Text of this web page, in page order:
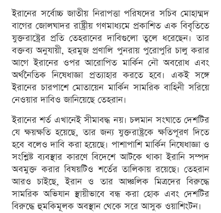
ইরানের সর্বোচ্চ জাতীয় নিরাপত্তা পরিষদের সচিব মোহাম্মদ
বাগের জোলঘাদর রাষ্ট্রীয় গণমাধ্যমে প্রকাশিত এক বিবৃতিতে
যুক্তরাষ্ট্রের প্রতি তেহরানের দাবিগুলো তুলে ধরেছেন। তার
বক্তব্য অনুযায়ী, হরমুজ প্রণালি পুনরায় পুরোপুরি চালু করার
আগে ইরানের ওপর আরোপিত মার্কিন নৌ অবরোধ এবং
অর্থনৈতিক নিষেধাজ্ঞা প্রত্যাহার করতে হবে। একই সঙ্গে
ইরানের চারপাশে মোতায়েন মার্কিন সামরিক বাহিনী সরিয়ে
নেওয়ার দাবিও জানিয়েছে তেহরান।
ইরানের শর্ত এখানেই সীমাবদ্ধ নয়। চলমান সংঘাতে দেশটির
যে ক্ষয়ক্ষতি হয়েছে, তার জন্য যুক্তরাষ্ট্রকে ক্ষতিপূরণ দিতে
হবে বলেও দাবি করা হয়েছে। পাশাপাশি মার্কিন নিষেধাজ্ঞা ও
সংশ্লিষ্ট ব্যবস্থার কারণে বিদেশে আটকে থাকা ইরানি সম্পদ
অবমুক্ত করার বিষয়টিও শর্তের তালিকায় রয়েছে। তেহরান
আরও চাইছে, ইরান ও তার আঞ্চলিক মিত্রদের বিরুদ্ধে
সামরিক অভিযান স্থায়ীভাবে বন্ধ করা হোক এবং দেশটির
বিরুদ্ধে হুমকিমূলক অবস্থান থেকে সরে আসুক ওয়াশিংটন।